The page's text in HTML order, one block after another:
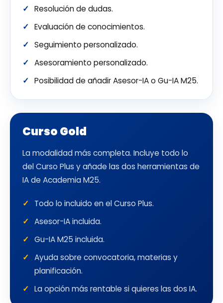
Resolución de dudas.
Evaluación de conocimientos.
Seguimiento personalizado.
Asesoramiento personalizado.
Posibilidad de añadir Asesor-IA o Gu-IA M25.
Curso Gold
La modalidad más completa. Incluye todo lo
del Curso Plus y añade las dos herramientas de
IA de Academia M25.
Todo lo incluido en el Curso Plus.
Asesor-IA incluida.
Gu-IA M25 incluida.
Ayuda sobre convocatoria, materias y
planificación.
La opción más rentable si quieres las dos IA.